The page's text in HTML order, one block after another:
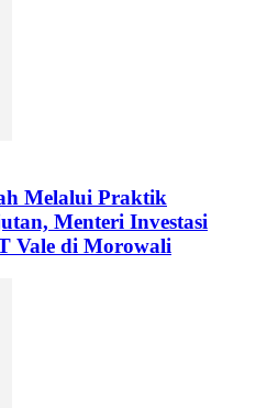
Melalui Praktik
Menteri Investasi
Vale di Morowali